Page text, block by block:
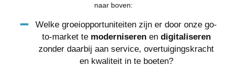
naar boven:
Welke groeiopportuniteiten zijn er door onze go-
to-market te moderniserenen digitaliseren
zonder daarbij aan service, overtuigingskracht
en kwaliteit in te boeten?